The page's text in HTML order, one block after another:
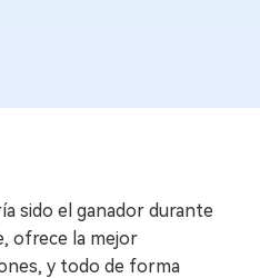
sido el ganador durante
ofrece la mejor
y todo de forma